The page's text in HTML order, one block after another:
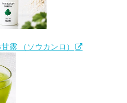
露 （ソウカンロ）